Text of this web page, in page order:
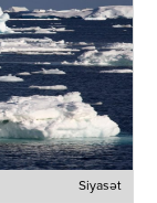
Siyasət